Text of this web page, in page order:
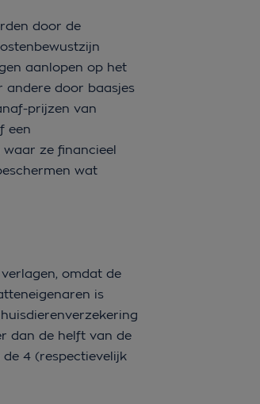
door de
aanlopen op het
andere door baasjes
prijzen van
een
ze financieel
wat
omdat de
is
dan de helft van de
de 4 (respectievelijk